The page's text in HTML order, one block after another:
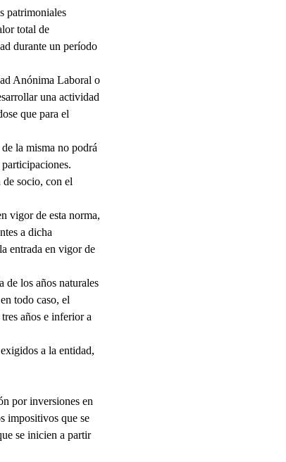
patrimoniales
total de
durante un período
Anónima Laboral o
una actividad
que para el
la misma no podrá
socio, con el
vigor de esta norma,
a dicha
entrada en vigor de
de los años naturales
todo caso, el
años e inferior a
a la entidad,
por inversiones en
impositivos que se
se inicien a partir